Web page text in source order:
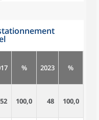
% 2023 %
52 100,0 48 100,0